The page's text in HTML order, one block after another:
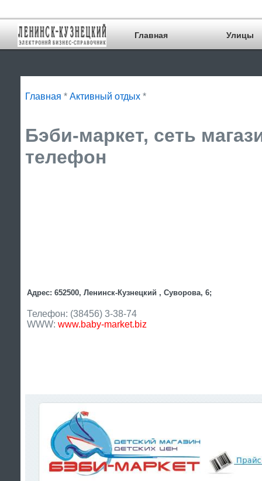
Главная Улицы
Главная * Активный отдых *
Бэби-маркет, сеть
телефон
Адрес: 652500, Ленинск-Кузнецкий , Суворова, 6;
Телефон: (38456) 3-38-74
WWW: www.baby-market.biz